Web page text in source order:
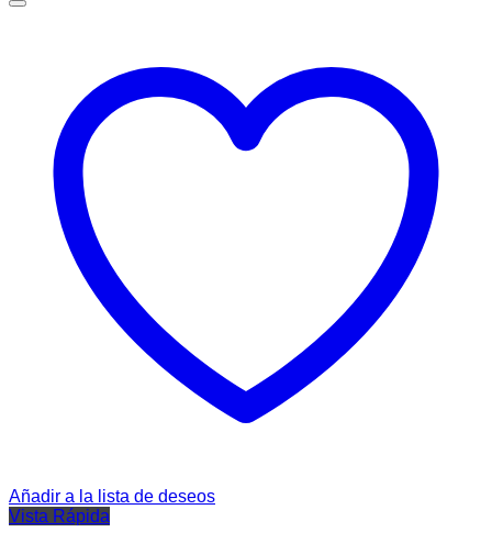
Añadir a la lista de deseos
Vista Rápida